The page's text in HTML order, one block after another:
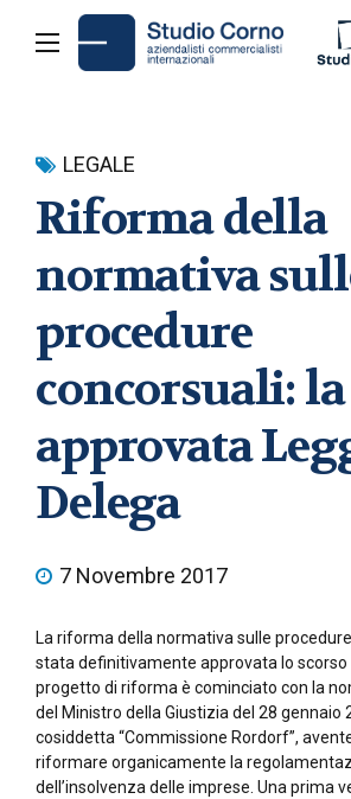
LEGALE
Riforma della
normativa
procedure
concorsuali:
approvata
Delega
7 Novembre 2017
La riforma della normativa sulle
stata definitivamente approvata lo scorso
progetto di riforma è cominciato con la
del Ministro della Giustizia del 28 gennaio
cosiddetta “Commissione Rordorf”,
riformare organicamente la
dell’insolvenza delle imprese. Una prima